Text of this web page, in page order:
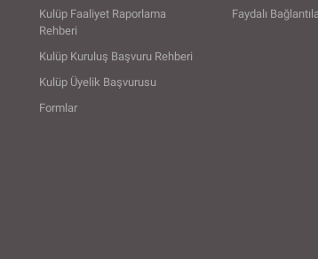
Kulüp Faaliyet Raporlama
Rehberi
Kulüp Kuruluş Başvuru Rehberi
Kulüp Üyelik Başvurusu
Formlar
Faydalı